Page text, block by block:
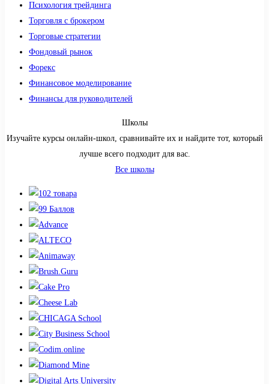
Психология трейдинга
Торговля с брокером
Торговые стратегии
Фондовый рынок
Форекс
Финансовое моделирование
Финансы для руководителей
Школы
Изучайте курсы онлайн-школ, сравнивайте их и найдите тот, который
лучше всего подходит для вас.
Все школы